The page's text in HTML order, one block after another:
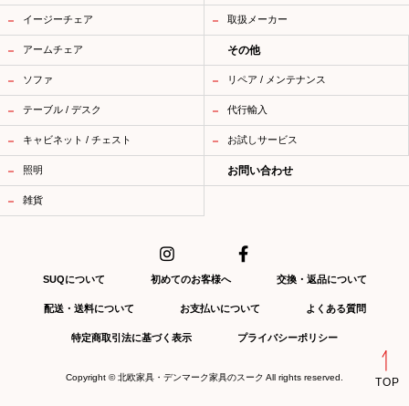
イージーチェア
アームチェア
ソファ
テーブル / デスク
キャビネット / チェスト
照明
雑貨
取扱メーカー
その他
リペア / メンテナンス
代行輸入
お試しサービス
お問い合わせ
SUQについて 初めてのお客様へ 交換・返品について
配送・送料について お支払いについて よくある質問
特定商取引法に基づく表示 プライバシーポリシー
Copyright ©北欧家具・デンマーク家具のスーク All rights reserved.